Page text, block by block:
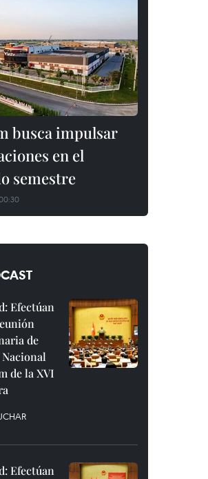
busca impulsar
en el
semestre
Efectúan
de
Nacional
de la XVI
Efectúan